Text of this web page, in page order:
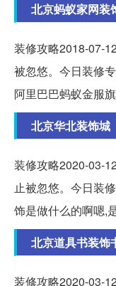
北京蚂蚁家网装
装修攻略2018-07-
被忽悠。今日装修
阿里巴巴蚂蚁金服
北京华北装饰城
装修攻略2020-03-
止被忽悠。今日装
饰是做什么的啊嗯,
北京道具书装饰
装修攻略2020-03-